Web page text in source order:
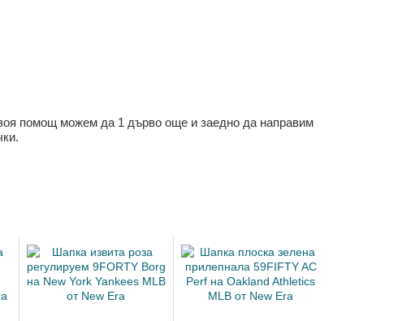
помощ можем да 1 дърво още и заедно да направим